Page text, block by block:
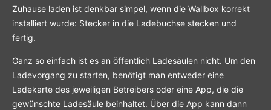
Zuhause laden ist denkbar simpel, wenn die Wallbox korrekt
installiert wurde: Stecker in die Ladebuchse stecken und
fertig.
Ganz so einfach ist es an öffentlich Ladesäulen nicht. Um den
Ladevorgang zu starten, benötigt man entweder eine
Ladekarte des jeweiligen Betreibers oder eine App, die die
gewünschte Ladesäule beinhaltet. Über die App kann dann